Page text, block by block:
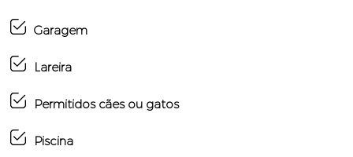
Garagem
Lareira
Permitidos cães ou gatos
Piscina